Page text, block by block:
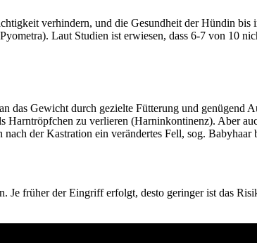
verhindern, und die Gesundheit der Hündin bis
Laut Studien ist erwiesen, dass 6-7 von 10
Gewicht durch gezielte Fütterung und genügend
Harntröpfchen zu verlieren (Harninkontinenz). Aber
der Kastration ein verändertes Fell, sog. Babyhaar
früher der Eingriff erfolgt, desto geringer ist das